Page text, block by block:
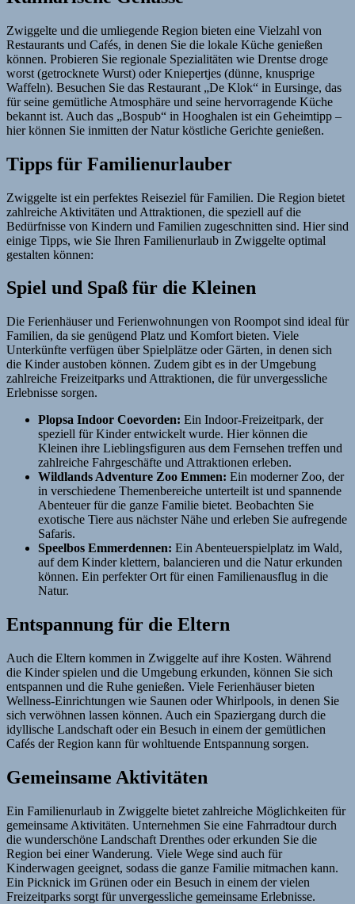
Zwiggelte und die umliegende Region bieten eine Vielzahl von
Restaurants und Cafés, in denen Sie die lokale Küche genießen
können. Probieren Sie regionale Spezialitäten wie Drentse droge
worst (getrocknete Wurst) oder Kniepertjes (dünne, knusprige
Waffeln). Besuchen Sie das Restaurant „De Klok“ in Eursinge, das
für seine gemütliche Atmosphäre und seine hervorragende Küche
bekannt ist. Auch das „Bospub“ in Hooghalen ist ein Geheimtipp –
hier können Sie inmitten der Natur köstliche Gerichte genießen.
Tipps für Familienurlauber
Zwiggelte ist ein perfektes Reiseziel für Familien. Die Region bietet
zahlreiche Aktivitäten und Attraktionen, die speziell auf die
Bedürfnisse von Kindern und Familien zugeschnitten sind. Hier sind
einige Tipps, wie Sie Ihren Familienurlaub in Zwiggelte optimal
gestalten können:
Spiel und Spaß für die Kleinen
Die Ferienhäuser und Ferienwohnungen von Roompot sind ideal für
Familien, da sie genügend Platz und Komfort bieten. Viele
Unterkünfte verfügen über Spielplätze oder Gärten, in denen sich
die Kinder austoben können. Zudem gibt es in der Umgebung
zahlreiche Freizeitparks und Attraktionen, die für unvergessliche
Erlebnisse sorgen.
Plopsa Indoor Coevorden: Ein Indoor-Freizeitpark, der
speziell für Kinder entwickelt wurde. Hier können die
Kleinen ihre Lieblingsfiguren aus dem Fernsehen treffen und
zahlreiche Fahrgeschäfte und Attraktionen erleben.
Wildlands Adventure Zoo Emmen: Ein moderner Zoo, der
in verschiedene Themenbereiche unterteilt ist und spannende
Abenteuer für die ganze Familie bietet. Beobachten Sie
exotische Tiere aus nächster Nähe und erleben Sie aufregende
Safaris.
Speelbos Emmerdennen: Ein Abenteuerspielplatz im Wald,
auf dem Kinder klettern, balancieren und die Natur erkunden
können. Ein perfekter Ort für einen Familienausflug in die
Natur.
Entspannung für die Eltern
Auch die Eltern kommen in Zwiggelte auf ihre Kosten. Während
die Kinder spielen und die Umgebung erkunden, können Sie sich
entspannen und die Ruhe genießen. Viele Ferienhäuser bieten
Wellness-Einrichtungen wie Saunen oder Whirlpools, in denen Sie
sich verwöhnen lassen können. Auch ein Spaziergang durch die
idyllische Landschaft oder ein Besuch in einem der gemütlichen
Cafés der Region kann für wohltuende Entspannung sorgen.
Gemeinsame Aktivitäten
Ein Familienurlaub in Zwiggelte bietet zahlreiche Möglichkeiten für
gemeinsame Aktivitäten. Unternehmen Sie eine Fahrradtour durch
die wunderschöne Landschaft Drenthes oder erkunden Sie die
Region bei einer Wanderung. Viele Wege sind auch für
Kinderwagen geeignet, sodass die ganze Familie mitmachen kann.
Ein Picknick im Grünen oder ein Besuch in einem der vielen
Freizeitparks sorgt für unvergessliche gemeinsame Erlebnisse.